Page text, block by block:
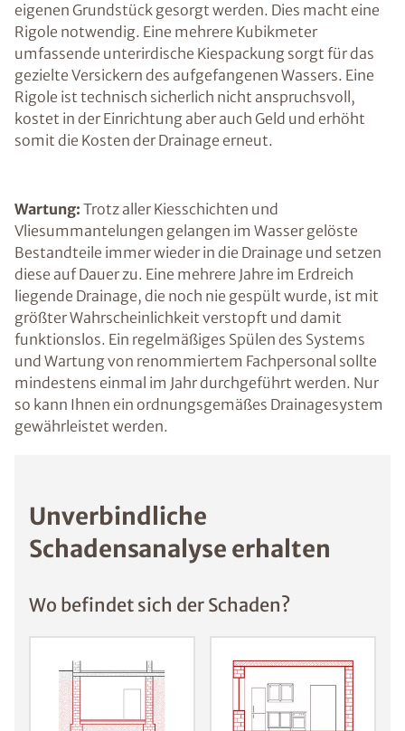
eigenen Grundstück gesorgt werden. Dies macht eine
Rigole notwendig. Eine mehrere Kubikmeter
umfassende unterirdische Kiespackung sorgt für das
gezielte Versickern des aufgefangenen Wassers. Eine
Rigole ist technisch sicherlich nicht anspruchsvoll,
kostet in der Einrichtung aber auch Geld und erhöht
somit die Kosten der Drainage erneut.
Wartung: Trotz aller Kiesschichten und
Vliesummantelungen gelangen im Wasser gelöste
Bestandteile immer wieder in die Drainage und setzen
diese auf Dauer zu. Eine mehrere Jahre im Erdreich
liegende Drainage, die noch nie gespült wurde, ist mit
größter Wahrscheinlichkeit verstopft und damit
funktionslos. Ein regelmäßiges Spülen des Systems
und Wartung von renommiertem Fachpersonal sollte
mindestens einmal im Jahr durchgeführt werden. Nur
so kann Ihnen ein ordnungsgemäßes Drainagesystem
gewährleistet werden.
Unverbindliche
Schadensanalyse erhalten
Wo befindet sich der Schaden?